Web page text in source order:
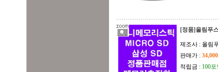
[정품]올림푸
제조사 : 올림
판매가 :
적립금 : 100